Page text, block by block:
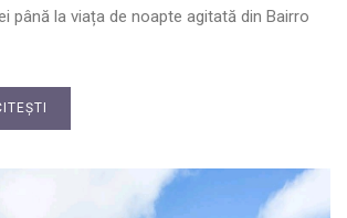
până la viața de noapte agitată din Bairro